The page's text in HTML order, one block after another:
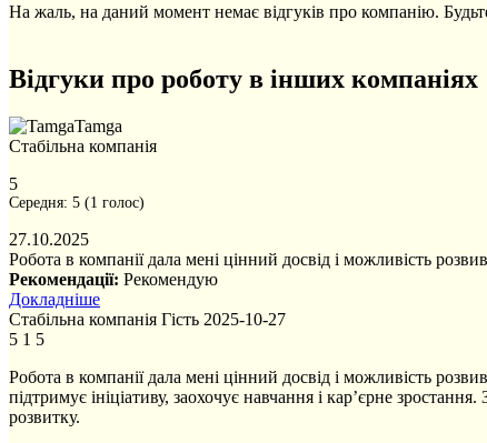
На жаль, на даний момент немає відгуків про компанію.
Відгуки про роботу в інших компаніях
Tamga
Стабільна компанія
5
Середня: 5 (1 голос)
27.10.2025
Робота в компанії дала мені цінний досвід і можливість
Рекомендації: Рекомендую
Докладніше
Стабільна компанія Гість 2025-10-27
5 1 5
Робота в компанії дала мені цінний досвід і можливість
підтримує ініціативу, заохочує навчання і кар’єрне
розвитку.